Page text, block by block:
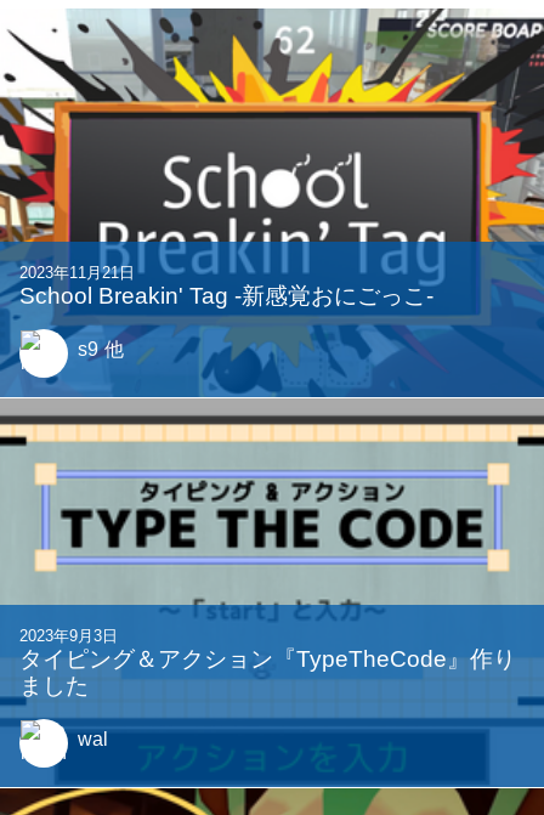
2023年11月21日
School Breakin' Tag -新感覚おにごっこ-
s9 他
2023年9月3日
タイピング＆アクション『TypeTheCode』作り
ました
wal